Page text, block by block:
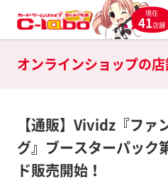
現在
41店舗
オンラインショップの
【通販】Vividz『ファ
グ』ブースターパック
ド販売開始！